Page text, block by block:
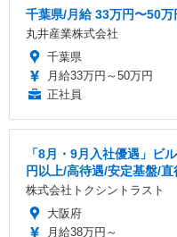
千葉県/月給 33万円〜50
丸井産業株式会社
千葉県
月給33万円～50万円
正社員
「8月・9月入社優遇」ビ
円以上/高待遇/安定基盤/
株式会社トクシントラスト
大阪府
月給38万円～